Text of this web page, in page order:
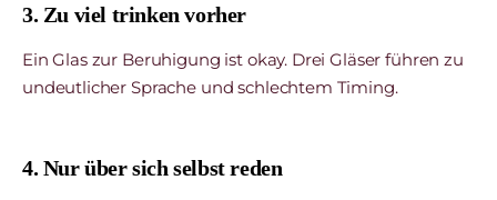
3. Zu viel trinken vorher
Ein Glas zur Beruhigung ist okay. Drei Gläser führen zu
undeutlicher Sprache und schlechtem Timing.
4. Nur über sich selbst reden